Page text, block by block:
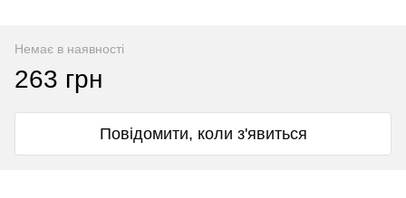
Немає в наявності
263 грн
Повідомити, коли з'явиться